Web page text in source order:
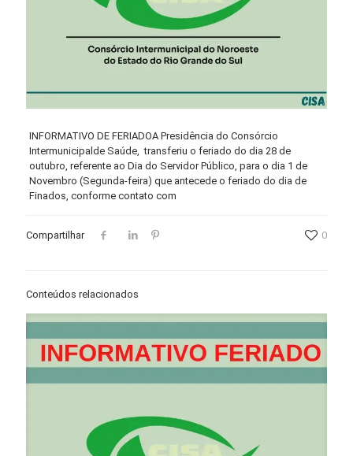
INFORMATIVO DE FERIADOA Presidência do Consórcio
Intermunicipalde Saúde, transferiu o feriado do dia 28 de
outubro, referente ao Dia do Servidor Público, para o dia 1 de
Novembro (Segunda-feira) que antecede o feriado do dia de
Finados, conforme contato com
Compartilhar 0
Conteúdos relacionados